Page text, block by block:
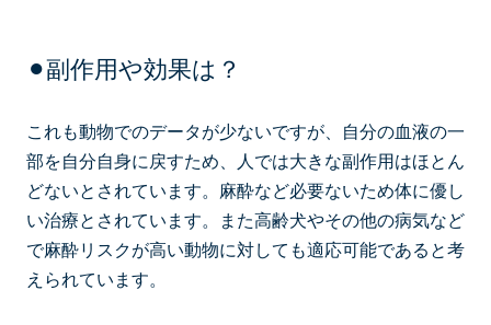
⚫︎副作用や効果は？
これも動物でのデータが少ないですが、自分の血液の一
部を自分自身に戻すため、人では大きな副作用はほとん
どないとされています。麻酔など必要ないため体に優し
い治療とされています。また高齢犬やその他の病気など
で麻酔リスクが高い動物に対しても適応可能であると考
えられています。